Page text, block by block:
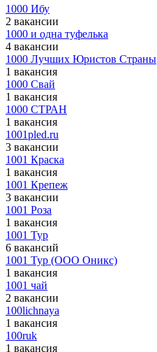
1000 Ибу
2 вакансии
1000 и одна туфелька
4 вакансии
1000 Лучших Юристов Страны
1 вакансия
1000 Свай
1 вакансия
1000 СТРАН
1 вакансия
1001pled.ru
3 вакансии
1001 Краска
1 вакансия
1001 Крепеж
3 вакансии
1001 Роза
1 вакансия
1001 Тур
6 вакансий
1001 Тур (ООО Оникс)
1 вакансия
1001 чай
2 вакансии
100lichnaya
1 вакансия
100ruk
1 вакансия